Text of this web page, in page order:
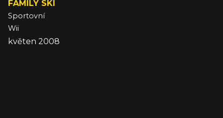
FAMILY SKI
Sportovní
Wii
květen 2008